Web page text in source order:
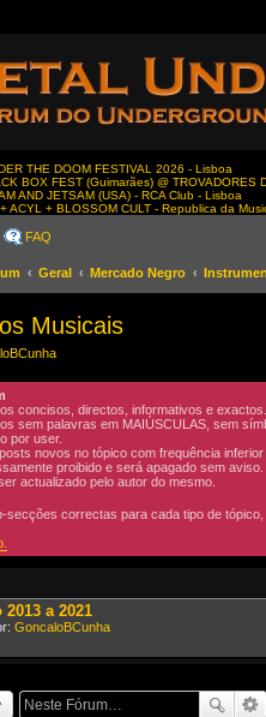
THE DOOM FESTIVAL 2026 - Lisboa
BOX FEST (Guimarães) @ TROVADORES
AND JETSAM (USA) - RCA Club - Lisboa
ACYL + BLOSSOM CULT - Republica da
FAQ
Geral Mercado Negro
Musicais
concisos, directos, informativos e exactos.
sem palavras em MAIÚSCULAS, sem
por user.
novos no tópico com frequência inferior
proibido e será apagado sem aviso.
actualizado pelo autor do mesmo.
secções correctas para cada tipo de tópico,
a 2021
GoncaloBCunha